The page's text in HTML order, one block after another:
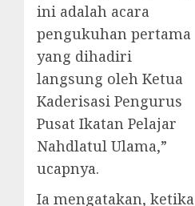
ini adalah acara
pengukuhan pertama
yang dihadiri
langsung oleh Ketua
Kaderisasi Pengurus
Pusat Ikatan Pelajar
Nahdlatul Ulama,”
ucapnya.
Ia mengatakan, ketika